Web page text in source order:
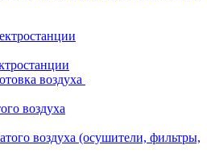
воздуха
воздуха
воздуха (осушители, фильтры,